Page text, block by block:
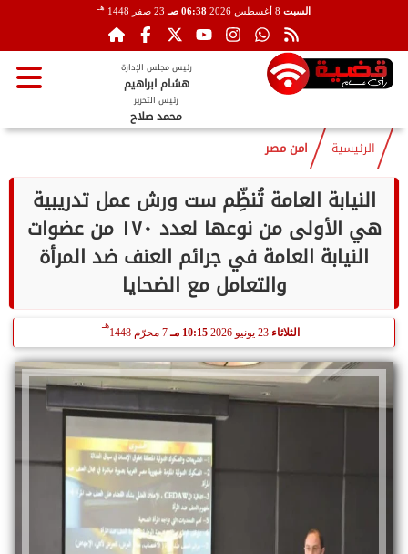
السبت 06:38 صـ 23 صفر 1448 هـ
رئيس مجلس الإدارة
هشام ابراهيم
رئيس التحرير
محمد صلاح
الرئيسية امن مصر
النيابة العامة تُنظِّم ست ورش عمل تدريبية
هي الأولى من نوعها لعدد ١٧٠ من عضوات
النيابة العامة في جرائم العنف ضد المرأة
والتعامل مع الضحايا
الثلاثاء 23 يونيو 2026 10:15 مـ 7 محرّم 1448
هـ